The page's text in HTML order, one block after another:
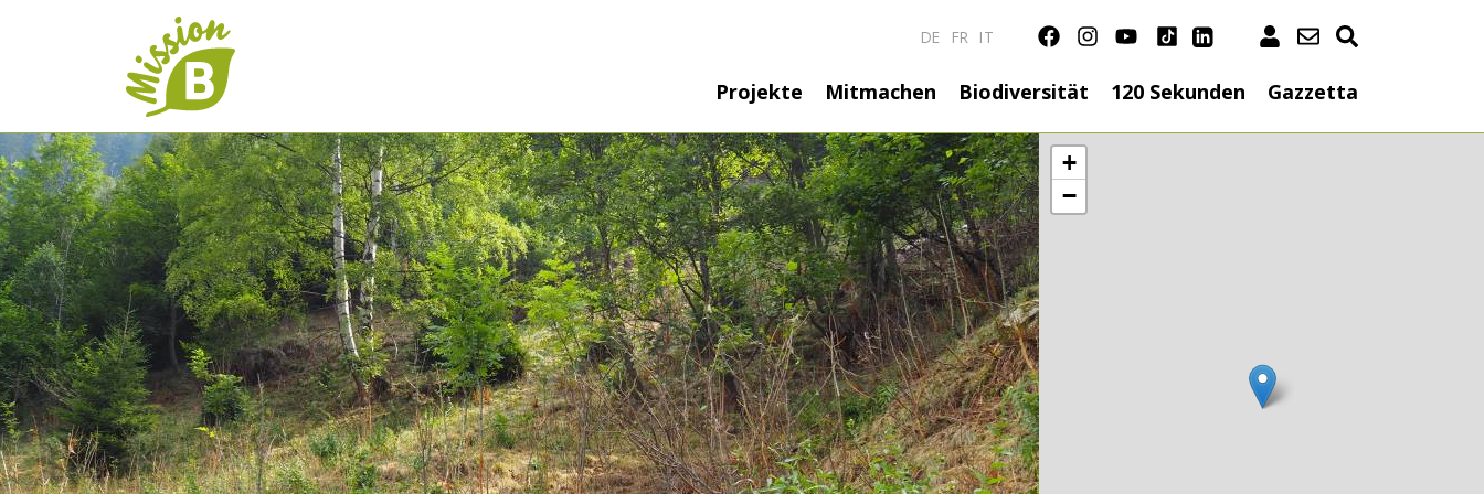
DE FR IT
Hauptnavigation
Projekte Mitmachen Biodiversität 120 Sekunden Gazzetta
+
−